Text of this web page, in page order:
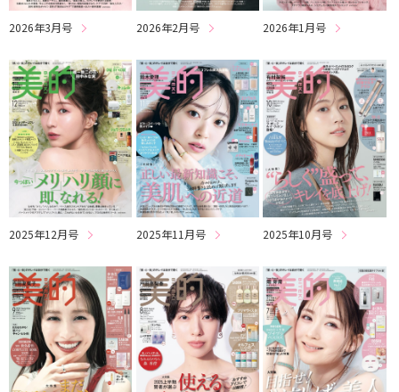
2026年3月号 2026年2月号 2026年1月号
2025年12月号 2025年11月号 2025年10月号